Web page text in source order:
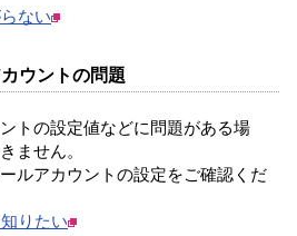
ない
ウントの問題
トの設定値などに問題がある場
ません。
ルアカウントの設定をご確認くだ
りたい